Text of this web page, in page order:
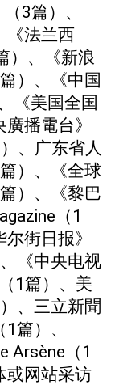
3篇）、
《法兰西
）、《新浪
）、《中国
《美国全国
播電台》
、广东省人
）、《全球
）、《黎巴
（1
街日报》
《中央电视
1篇）、美
、三立新聞
篇）、
Arsène（1
或网站采访